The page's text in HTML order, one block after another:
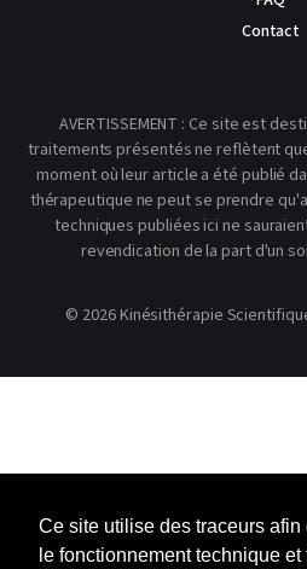
Ce site utilise des traceurs afin
le fonctionnement technique et
Contact
AVERTISSEMENT : Ce site est
traitements présentés ne reflètent
moment où leur article a été publié
thérapeutique ne peut se prendre
techniques publiées ici ne
revendication de la part d'un
© 2026 Kinésithérapie